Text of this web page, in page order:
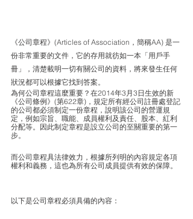
《公司章程》(Articles of Association，簡稱AA) 是一
份非常重要的文件，它的存用就彷如一本「用戶手
冊」，清楚載明一切有關公司的資料，將來發生任何
狀況都可以根據它找到答案。
為何公司章程這麼重要？在2014年3月3日生效的新
《公司條例》(第622章)，規定所有經公司註冊處登記
的公司都必須制定一份章程，說明該公司的營運規
定，例如宗旨、職能、成員權利及責任、股本、紅利
分配等。因此制定章程是設立公司的至關重要的第一
步。
而公司章程具法律效力，根據所列明的內容規定各項
權利和義務，這也為所有公司成員提供有效的保障。
以下是公司章程必須具備的內容：